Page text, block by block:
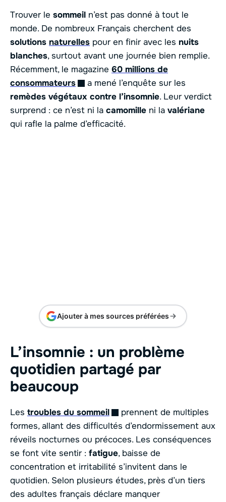
Trouver le sommeil n’est pas donné à tout le
monde. De nombreux Français cherchent des
solutions naturelles pour en finir avec les nuits
blanches, surtout avant une journée bien remplie.
Récemment, le magazine 60 millions de
consommateurs
a mené l’enquête sur les
remèdes végétaux contre l’insomnie. Leur verdict
surprend : ce n’est ni la camomille ni la valériane
qui rafle la palme d’efficacité.
Ajouter à mes sources préférées
L’insomnie : un problème
quotidien partagé par
beaucoup
Les troubles du sommeil
prennent de multiples
formes, allant des difficultés d’endormissement aux
réveils nocturnes ou précoces. Les conséquences
se font vite sentir : fatigue, baisse de
concentration et irritabilité s’invitent dans le
quotidien. Selon plusieurs études, près d’un tiers
des adultes français déclare manquer